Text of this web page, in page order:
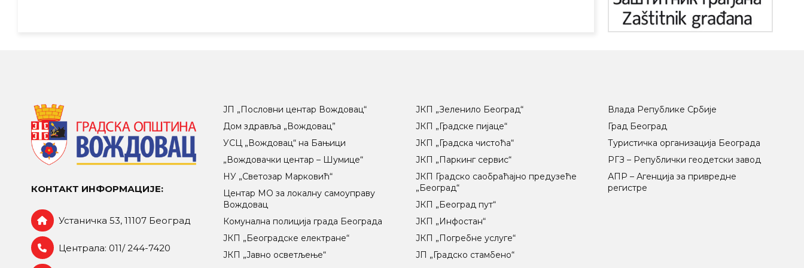
КОНТАКТ ИНФОРМАЦИЈЕ:
Устаничка 53, 11107 Београд
Централа: 011/ 244-7420
ЈП „Пословни центар Вождовац“
Дом здравља „Вождовац”
УСЦ „Вождовац“ на Бањици
„Вождовачки центар – Шумице“
НУ „Светозар Марковић“
Центар МO за локалну самоуправу
Вождовац
Комунална полиција града Београда
ЈКП „Београдске електране“
ЈКП „Јавно осветљење“
ЈКП „Зеленило Београд“
ЈКП „Градске пијаце“
ЈКП „Градска чистоћа“
ЈКП „Паркинг сервис“
ЈКП Градско саобраћајно предузеће
„Београд“
ЈКП „Београд пут“
ЈКП „Инфостан“
ЈКП „Погребне услуге“
ЈП „Градско стамбено“
Влада Републике Србије
Град Београд
Туристичка организација Београда
РГЗ – Републички геодетски завод
АПР – Агенција за привредне
регистре